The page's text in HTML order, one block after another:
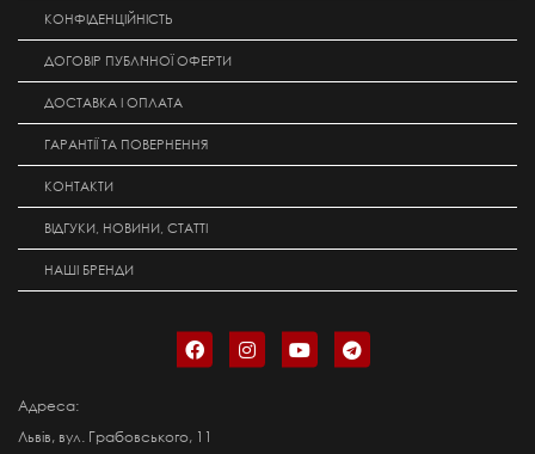
КОНФІДЕНЦІЙНІСТЬ
ДОГОВІР ПУБЛІЧНОЇ ОФЕРТИ
ДОСТАВКА І ОПЛАТА
ГАРАНТІЇ ТА ПОВЕРНЕННЯ
КОНТАКТИ
ВІДГУКИ, НОВИНИ, СТАТТІ
НАШІ БРЕНДИ
Адреса:
Львів, вул. Грабовського, 11